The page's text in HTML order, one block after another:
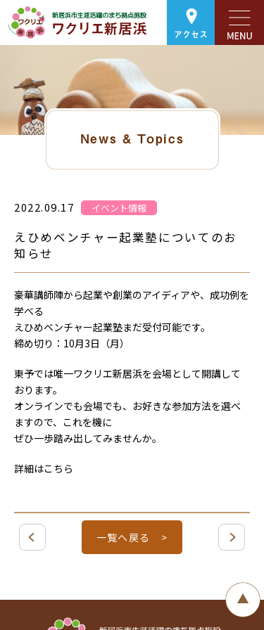
アクセス
News & Topics
2022.09.17 イベント情報
えひめベンチャー起業塾についてのお
知らせ
豪華講師陣から起業や創業のアイディアや、成功例を
学べる
えひめベンチャー起業塾まだ受付可能です。
締め切り：10月3日（月）
東予では唯一ワクリエ新居浜を会場として開講して
おります。
オンラインでも会場でも、お好きな参加方法を選べ
ますので、これを機に
ぜひ一歩踏み出してみませんか。
詳細はこちら
一覧へ戻る >